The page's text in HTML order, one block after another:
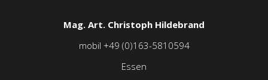
Mag. Art. Christoph Hildebrand
mobil +49 (0)163-5810594
Essen